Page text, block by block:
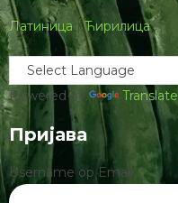
Латиница |Ћирилица
Powered by Translate
Пријава
Username ор Email